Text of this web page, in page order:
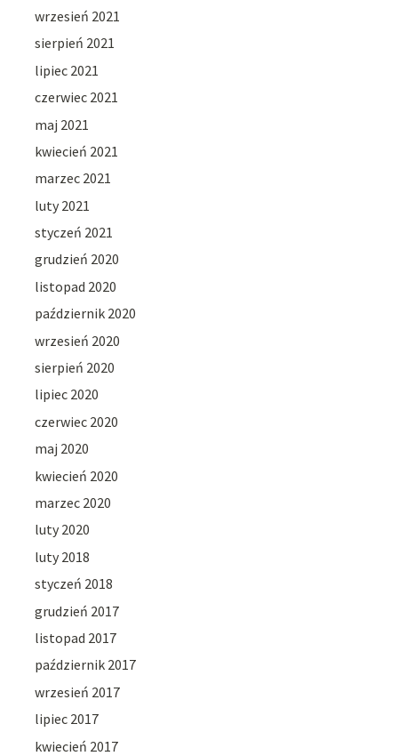
wrzesień 2021
sierpień 2021
lipiec 2021
czerwiec 2021
maj 2021
kwiecień 2021
marzec 2021
luty 2021
styczeń 2021
grudzień 2020
listopad 2020
październik 2020
wrzesień 2020
sierpień 2020
lipiec 2020
czerwiec 2020
maj 2020
kwiecień 2020
marzec 2020
luty 2020
luty 2018
styczeń 2018
grudzień 2017
listopad 2017
październik 2017
wrzesień 2017
lipiec 2017
kwiecień 2017